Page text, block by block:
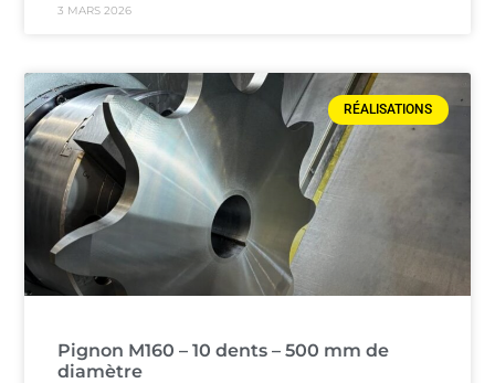
3 MARS 2026
RÉALISATIONS
Pignon M160 – 10 dents – 500 mm de
diamètre